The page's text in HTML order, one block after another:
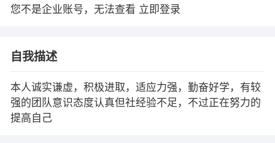
您不是企业账号，无法查看 立即登录
自我描述
本人诚实谦虚，积极进取，适应力强，勤奋好学，有较
强的团队意识态度认真但社经验不足，不过正在努力的
提高自己